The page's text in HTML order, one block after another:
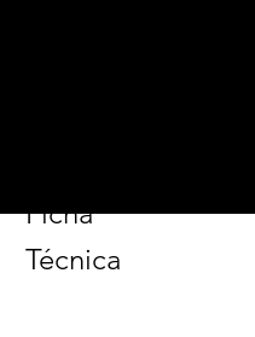
Ficha
Técnica